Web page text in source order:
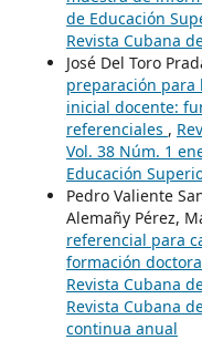
de Educación
Revista Cubana
José Del Toro
preparación para
inicial docente:
referenciales ,
Vol. 38 Núm. 1
Educación
Pedro Valiente
Alemañy Pérez,
referencial para
formación
Revista Cubana
Revista Cubana
continua anual